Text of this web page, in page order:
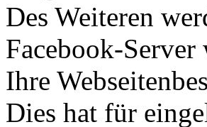
Des Weiteren
Facebook-
Ihre
Dies hat für